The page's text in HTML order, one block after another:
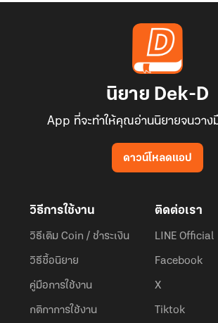
นิยาย Dek-D
App ที่จะทำให้คุณอ่านนิยายจนวาง
ดาวน์โหลดแอป
วิธีการใช้งาน
วิธีเติม Coin / ชำระเงิน
วิธีซื้อนิยาย
คู่มือการใช้งาน
กติกาการใช้งาน
ติดต่อเรา
LINE Official
Facebook
X
Tiktok